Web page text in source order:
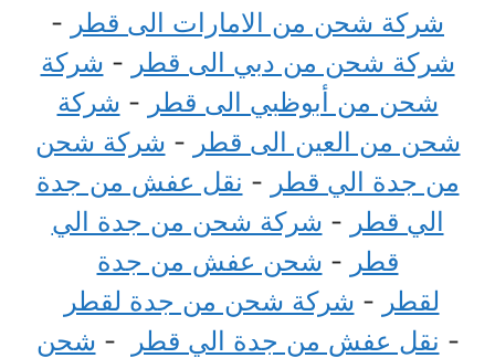
شركة شحن من الامارات الى قطر -
شركة شحن من دبي الى قطر - شركة
شحن من أبوظبي الى قطر - شركة
شحن من العين الى قطر - شركة شحن
من جدة الي قطر - نقل عفش من جدة
الي قطر - شركة شحن من جدة الي
قطر - شحن عفش من جدة
لقطر - شركة شحن من جدة لقطر
- نقل عفش من جدة الي قطر - شحن